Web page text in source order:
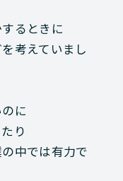
るときに
考えていまし
に
り
中では有力で